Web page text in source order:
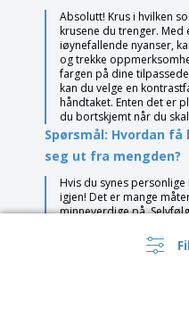
Absolutt! Krus i hvilken
krusene du trenger. Med
iøynefallende nyanser,
og trekke
fargen på dine
kan du velge en
håndtaket. Enten det er
du bortskjemt når du
Spørsmål: Hvordan
seg ut fra mengden?
Hvis du synes
igjen! Det er mange
minneverdige på.
designteam vil lage et
Ditt utvalg av krus er